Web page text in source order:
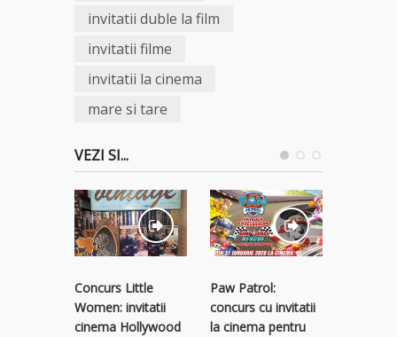
invitatii duble la film
invitatii filme
invitatii la cinema
mare si tare
VEZI SI...
Concurs Little
Women: invitatii
cinema Hollywood
Paw Patrol:
concurs cu invitatii
la cinema pentru